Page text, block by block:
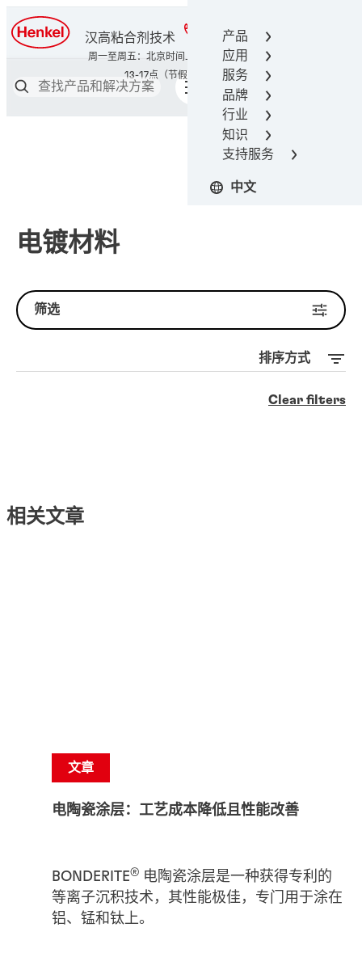
产品
应用
服务
品牌
行业
知识
支持服务
中文
汉高粘合剂技术 400-666-7306
电镀材料
筛选
排序方式
Clear filters
相关文章
文章
电陶瓷涂层：工艺成本降低且性能改善
BONDERITE® 电陶瓷涂层是一种获得专利的
等离子沉积技术，其性能极佳，专门用于涂在
铝、锰和钛上。